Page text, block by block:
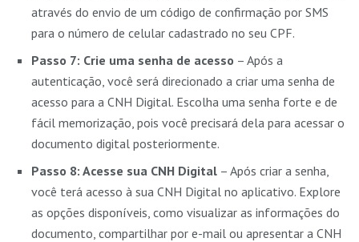
através do envio de um código de confirmação por SMS
para o número de celular cadastrado no seu CPF.
Passo 7: Crie uma senha de acesso – Após a
autenticação, você será direcionado a criar uma senha de
acesso para a CNH Digital. Escolha uma senha forte e de
fácil memorização, pois você precisará dela para acessar o
documento digital posteriormente.
Passo 8: Acesse sua CNH Digital – Após criar a senha,
você terá acesso à sua CNH Digital no aplicativo. Explore
as opções disponíveis, como visualizar as informações do
documento, compartilhar por e-mail ou apresentar a CNH